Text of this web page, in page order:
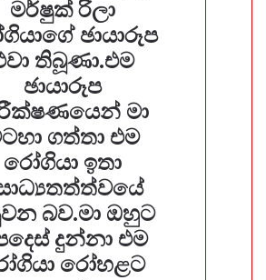
මර්ෂුක් රිලා
ඡායාරූප
තිබූණා.එම
ඡායාරූප
මා
ගත්තා එම
රෝගියා ඉතා
බව.මා ඔහුට
දුන්නා එම
රෝහළට